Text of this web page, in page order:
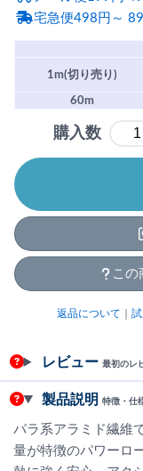
宅急便498円～
1m(切り売り)
60m
購入数
この
返品について
レビュー 最初のレ
製品説明 特徴・仕
パラ系アラミド繊維
量が特徴のパワーロ